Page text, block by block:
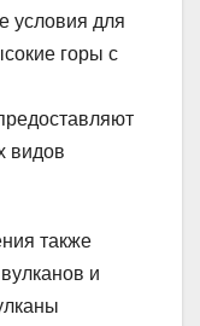
условия для
горы с
видов
также
и